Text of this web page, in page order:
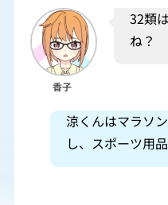
香子
32類
ね？
涼くんはマラソ
し、スポーツ用